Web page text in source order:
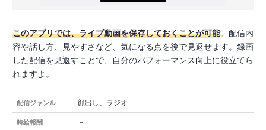
このアプリでは、ライブ動画を保存しておくことが可能。配信内
容や話し方、見やすさなど、気になる点を後で見返せます。録画
した配信を見返すことで、自分のパフォーマンス向上に役立てら
れますよ。
配信ジャンル 顔出し、ラジオ
時給報酬 －